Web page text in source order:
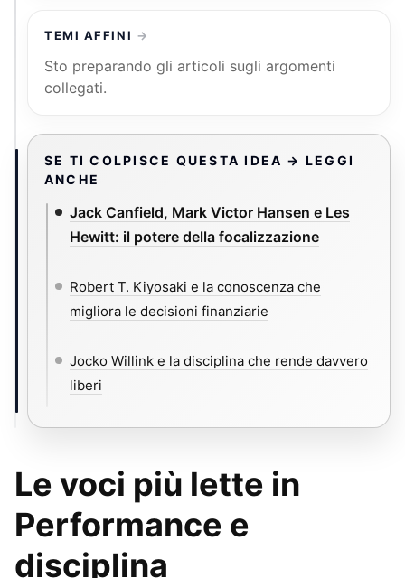
TEMI AFFINI
Sto preparando gli articoli sugli argomenti
collegati.
SE TI COLPISCE QUESTA IDEA → LEGGI
ANCHE
Jack Canfield, Mark Victor Hansen e Les
Hewitt: il potere della focalizzazione
Robert T. Kiyosaki e la conoscenza che
migliora le decisioni finanziarie
Jocko Willink e la disciplina che rende davvero
liberi
Le voci più lette in
Performance e
disciplina